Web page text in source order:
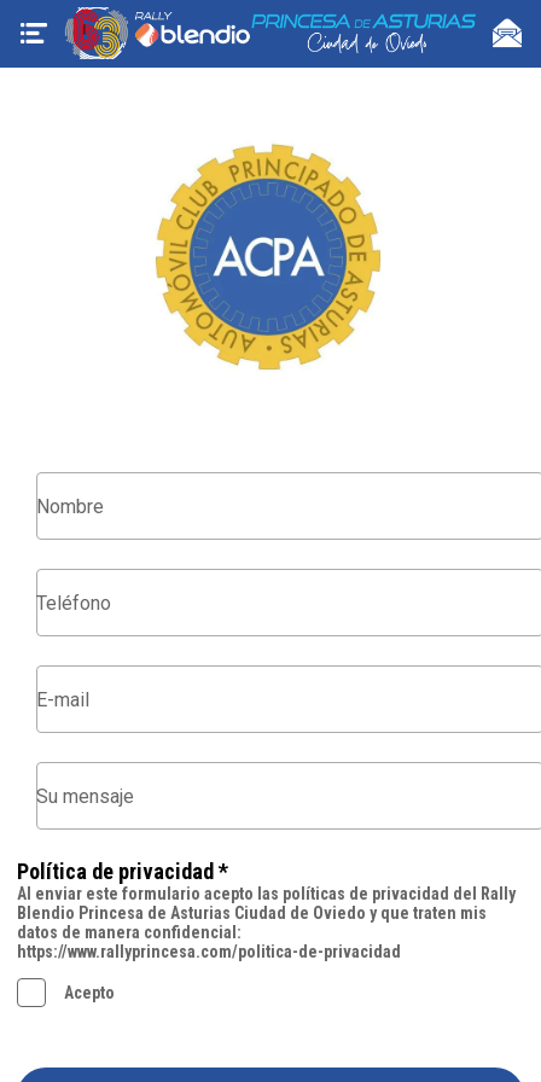
Política de privacidad *
Al enviar este formulario acepto las políticas de privacidad del Rally
Blendio Princesa de Asturias Ciudad de Oviedo y que traten mis
datos de manera confidencial:
https://www.rallyprincesa.com/politica-de-privacidad
Acepto